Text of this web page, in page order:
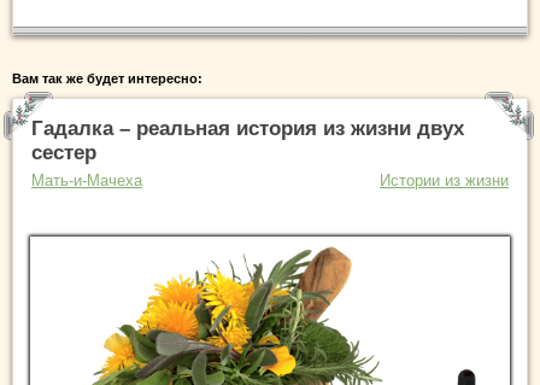
Вам так же будет интересно:
Гадалка – реальная история из жизни двух
сестер
Мать-и-Мачеха Истории из жизни